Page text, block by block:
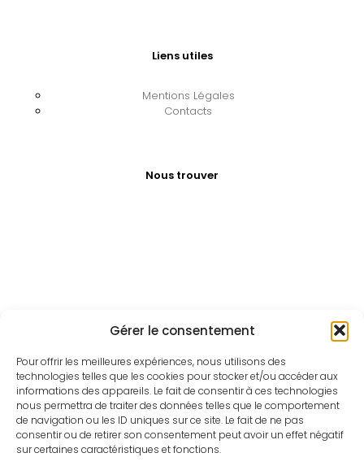
Gérer le consentement
Pour offrir les meilleures expériences, nous utilisons des
technologies telles que les cookies pour stocker et/ou accéder aux
informations des appareils. Le fait de consentir à ces technologies
nous permettra de traiter des données telles que le comportement
de navigation ou les ID uniques sur ce site. Le fait de ne pas
consentir ou de retirer son consentement peut avoir un effet négatif
sur certaines caractéristiques et fonctions.
Liens utiles
Mentions Légales
Contacts
Nous trouver